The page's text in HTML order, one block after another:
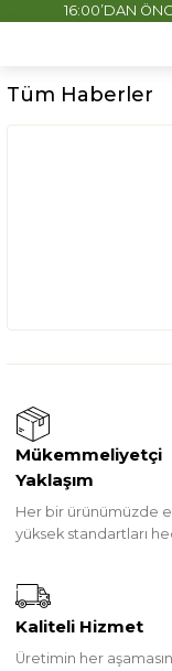
16:00’DAN
Tüm Haberler
Mükemmeliyetçi
Yaklaşım
Her bir ürünümüzde
yüksek standartları
Kaliteli Hizmet
Üretimin her